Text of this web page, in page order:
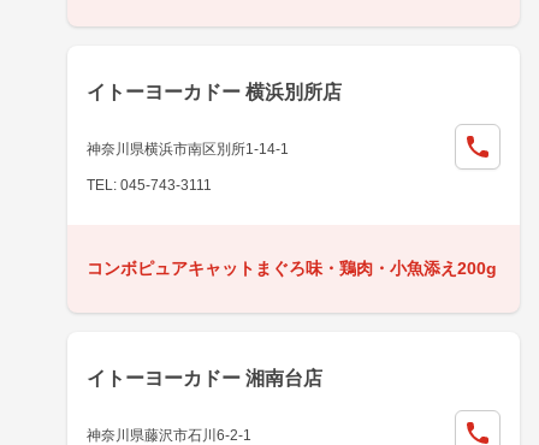
イトーヨーカドー 横浜別所店
神奈川県横浜市南区別所1-14-1
TEL: 045-743-3111
コンボピュアキャットまぐろ味・鶏肉・小魚添え200g
イトーヨーカドー 湘南台店
神奈川県藤沢市石川6-2-1